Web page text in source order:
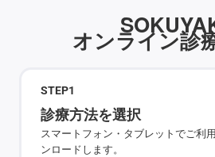
オンライン診
STEP1
診療方法を選択
スマートフォン・タブレットでご利
ンロードします。